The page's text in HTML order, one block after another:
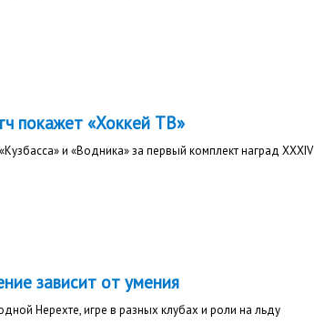
покажет «Хоккей ТВ»
и «Водника» за первый комплект наград XXXIV
зависит от умения
Нерехте, игре в разных клубах и роли на льду